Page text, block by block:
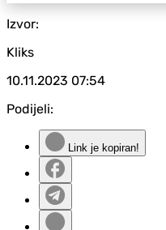
Izvor:
Kliks
10.11.2023 07:54
Podijeli:
Link je kopiran!